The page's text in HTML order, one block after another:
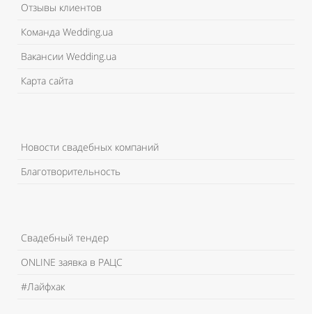
Отзывы клиентов
Команда Wedding.ua
Вакансии Wedding.ua
Карта сайта
Новости свадебных компаний
Благотворительность
Свадебный тендер
ONLINE заявка в РАЦС
#Лайфхак